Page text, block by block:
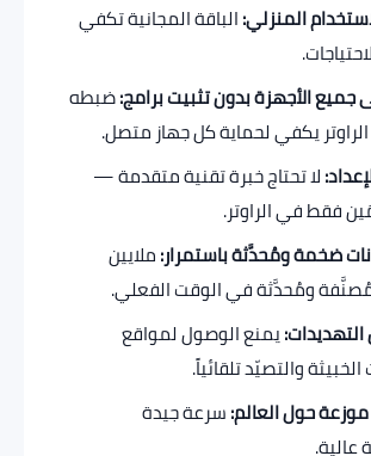
المنزلي:الباقة المجانية تكفي
الأجهزة بدون تثبيت برامج:ضبطه
يكفي لحماية كل جهاز متصل.
لا تحتاج خبرة تقنية متقدمة —
فقط في الراوتر.
ضخمة ومُحدَّثة باستمرار:ملايين
ومُحدَّثة في الوقت الفعلي.
يمنع الوصول لمواقع
والتصيّد تلقائياً.
حول العالم:سرعة جيدة
عالية.